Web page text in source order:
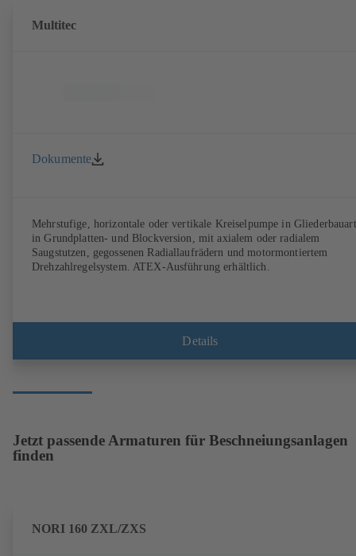
Effizienzanforderungen der ErP Richtlinien weit voraus.
Multitec
Dokumente
Mehrstufige, horizontale oder vertikale Kreiselpumpe in
in Grundplatten- und Blockversion, mit axialem oder radialem
Saugstutzen, gegossenen Radiallaufrädern und motormontiertem
Drehzahlregelsystem. ATEX-Ausführung erhältlich.
Details
Jetzt passende Armaturen für Beschneiungsanlagen
finden
NORI 160 ZXL/ZXS